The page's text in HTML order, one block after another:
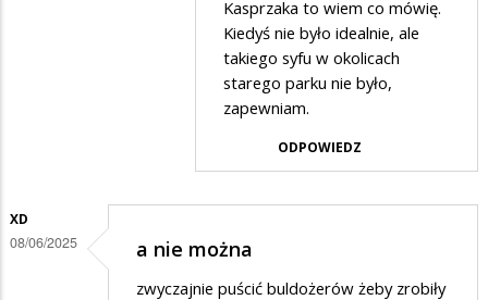
Kasprzaka to wiem co mówię.
Kiedyś nie było idealnie, ale
takiego syfu w okolicach
starego parku nie było,
zapewniam.
ODPOWIEDZ
XD
08/06/2025 a nie można
zwyczajnie puścić buldożerów żeby zrobiły